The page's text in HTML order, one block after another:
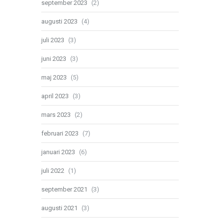
september 2023 (2)
augusti 2023 (4)
juli 2023 (3)
juni 2023 (3)
maj 2023 (5)
april 2023 (3)
mars 2023 (2)
februari 2023 (7)
januari 2023 (6)
juli 2022 (1)
september 2021 (3)
augusti 2021 (3)